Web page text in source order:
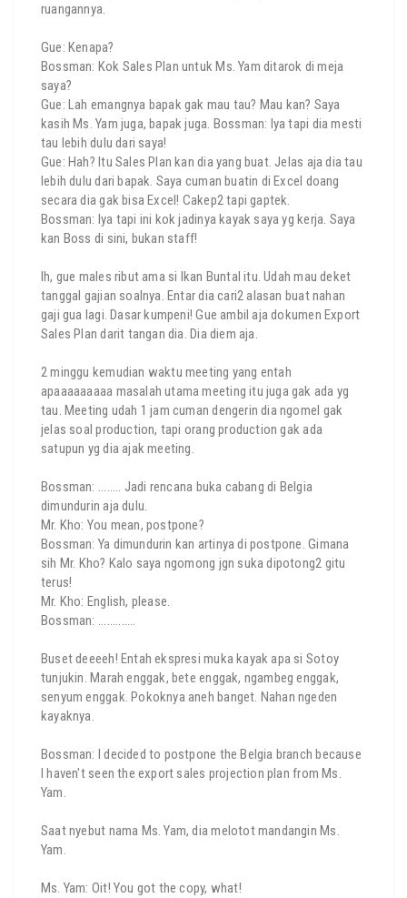
ruangannya.
Gue: Kenapa?
Bossman: Kok Sales Plan untuk Ms. Yam ditarok di meja
saya?
Gue: Lah emangnya bapak gak mau tau? Mau kan? Saya
kasih Ms. Yam juga, bapak juga. Bossman: Iya tapi dia mesti
tau lebih dulu dari saya!
Gue: Hah? Itu Sales Plan kan dia yang buat. Jelas aja dia tau
lebih dulu dari bapak. Saya cuman buatin di Excel doang
secara dia gak bisa Excel! Cakep2 tapi gaptek.
Bossman: Iya tapi ini kok jadinya kayak saya yg kerja. Saya
kan Boss di sini, bukan staff!
Ih, gue males ribut ama si Ikan Buntal itu. Udah mau deket
tanggal gajian soalnya. Entar dia cari2 alasan buat nahan
gaji gua lagi. Dasar kumpeni! Gue ambil aja dokumen Export
Sales Plan darit tangan dia. Dia diem aja.
2 minggu kemudian waktu meeting yang entah
apaaaaaaaaa masalah utama meeting itu juga gak ada yg
tau. Meeting udah 1 jam cuman dengerin dia ngomel gak
jelas soal production, tapi orang production gak ada
satupun yg dia ajak meeting.
Bossman: ........ Jadi rencana buka cabang di Belgia
dimundurin aja dulu.
Mr. Kho: You mean, postpone?
Bossman: Ya dimundurin kan artinya di postpone. Gimana
sih Mr. Kho? Kalo saya ngomong jgn suka dipotong2 gitu
terus!
Mr. Kho: English, please.
Bossman: .............
Buset deeeeh! Entah ekspresi muka kayak apa si Sotoy
tunjukin. Marah enggak, bete enggak, ngambeg enggak,
senyum enggak. Pokoknya aneh banget. Nahan ngeden
kayaknya.
Bossman: I decided to postpone the Belgia branch because
I haven't seen the export sales projection plan from Ms.
Yam.
Saat nyebut nama Ms. Yam, dia melotot mandangin Ms.
Yam.
Ms. Yam: Oit! You got the copy, what!